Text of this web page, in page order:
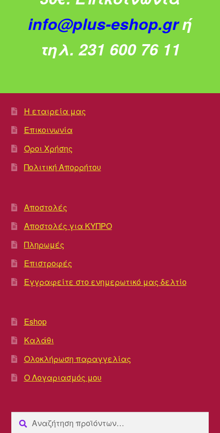
info@plus-eshop.grή
τηλ. 231 600 76 11
Η εταιρεία μας
Επικοινωνία
Όροι Χρήσης
Πολιτική Απορρήτου
Αποστολές
Αποστολές για ΚΥΠΡΟ
Πληρωμές
Επιστροφές
Εγγραφείτε στο ενημερωτικό μας δελτίο
Eshop
Καλάθι
Ολοκλήρωση παραγγελίας
Ο Λογαριασμός μου
Αναζήτηση
για:
Αναζήτηση